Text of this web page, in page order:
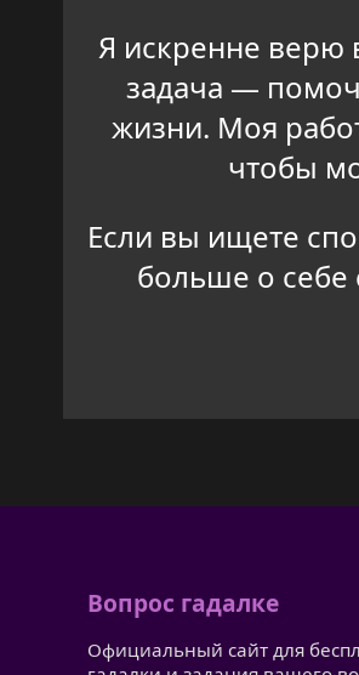
Я искренне верю
задача —
жизни. Моя
чтобы
Если вы ищете
больше о
Вопрос гадалке
Официальный сайт для